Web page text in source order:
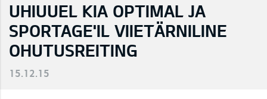
UHIUUEL KIA OPTIMAL JA
SPORTAGE'IL VIIETÄRNILINE
OHUTUSREITING
15.12.15